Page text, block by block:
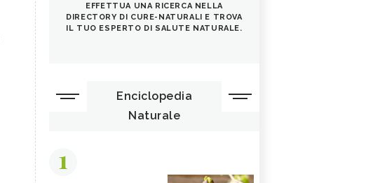
EFFETTUA UNA RICERCA NELLA
DIRECTORY DI CURE-NATURALI E TROVA
IL TUO ESPERTO DI SALUTE NATURALE.
Enciclopedia
Naturale
1